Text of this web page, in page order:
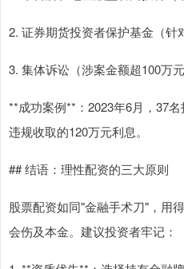
2. 证券期货投资者保护基金（针
3. 集体诉讼（涉案金额超100万
**成功案例**：2023年6月，37
违规收取的120万元利息。
## 结语：理性配资的三大原则
股票配资如同"金融手术刀"，用
会伤及本金。建议投资者牢记：